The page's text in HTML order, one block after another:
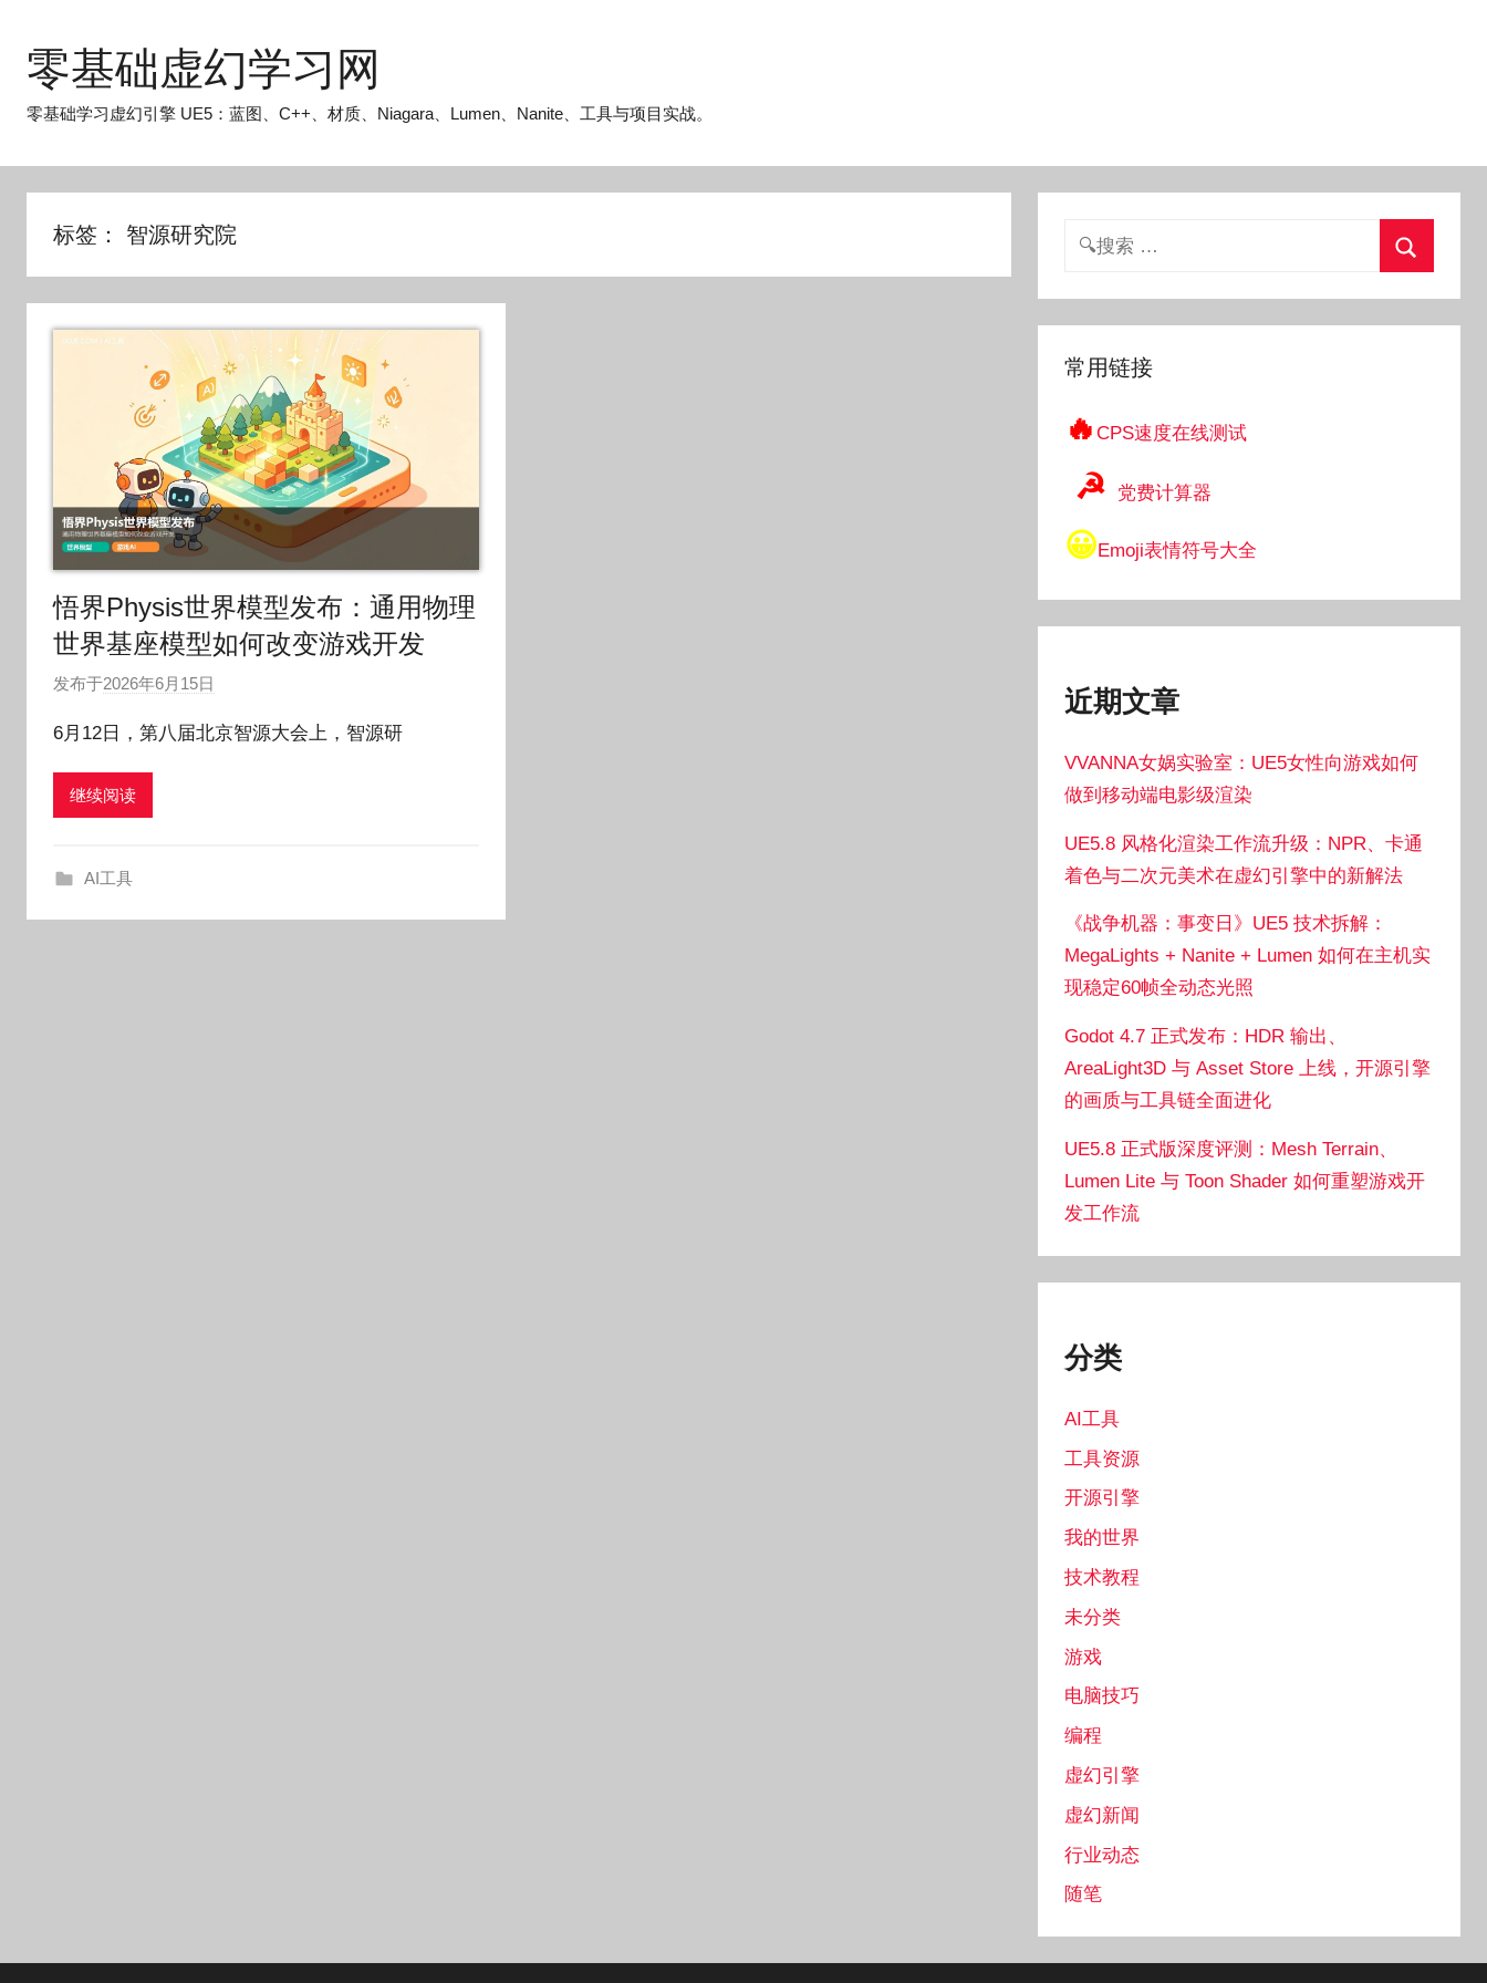
零基础虚幻学习网
零基础学习虚幻引擎 UE5：蓝图、C++、材质、Niagara、Lumen、Nanite、工具与项目实战。
标签： 智源研究院
悟界Physis世界模型发布：通用物理
世界基座模型如何改变游戏开发
发布于2026年6月15日
:
6月12日，第八届北京智源大会上，智源研
继续阅读
AI工具
搜
常用链接
🔥CPS速度在线测试
☭ 党费计算器
😀Emoji表情符号大全
近期文章
VVANNA女娲实验室：UE5女性向游戏如何
做到移动端电影级渲染
UE5.8 风格化渲染工作流升级：NPR、卡通
着色与二次元美术在虚幻引擎中的新解法
《战争机器：事变日》UE5 技术拆解：
MegaLights + Nanite + Lumen 如何在主机实
现稳定60帧全动态光照
Godot 4.7 正式发布：HDR 输出、
AreaLight3D 与 Asset Store 上线，开源引擎
的画质与工具链全面进化
UE5.8 正式版深度评测：Mesh Terrain、
Lumen Lite 与 Toon Shader 如何重塑游戏开
发工作流
分类
AI工具
工具资源
开源引擎
我的世界
技术教程
未分类
游戏
电脑技巧
编程
虚幻引擎
虚幻新闻
行业动态
随笔